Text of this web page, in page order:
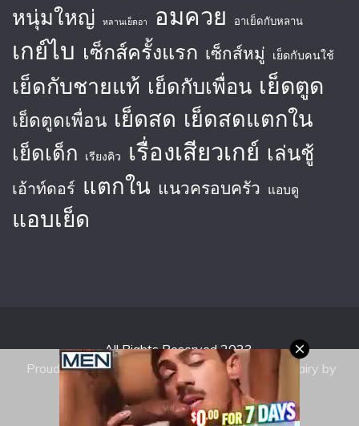
หนุ่มใหญ่ หลานเย็ดอา อมควย อาเย็ดกับหลาน
เกย์ไบ เซ็กส์ครั้งแรก เซ็กส์หมู่ เย็ดกับคนใช้
เย็ดกับชายแท้ เย็ดกับเพื่อน เย็ดตูด
เย็ดตูดเพื่อน เย็ดสด เย็ดสดแตกใน
เย็ดเด็ก เรียงคิว เรื่องเสียวเกย์ เล่นชู้
เอ้าท์ดอร์ แตกใน แนวครอบครัว แอบดู
แอบเย็ด
All Rights Reserved 2023.
Proudly powered by WordPress
|
Theme: Fairy by
Candid Themes